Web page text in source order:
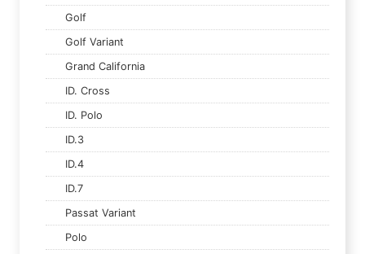
Golf
Golf Variant
Grand California
ID. Cross
ID. Polo
ID.3
ID.4
ID.7
Passat Variant
Polo